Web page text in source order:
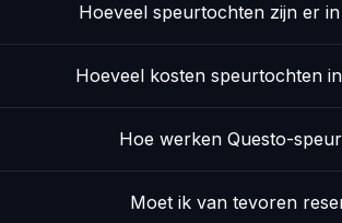
Hoeveel speurtochten zijn er
Hoeveel kosten speurtochten
Hoe werken Questo-
Moet ik van tevoren